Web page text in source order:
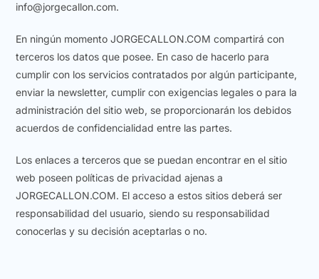
info@jorgecallon.com.
En ningún momento JORGECALLON.COM compartirá con
terceros los datos que posee. En caso de hacerlo para
cumplir con los servicios contratados por algún participante,
enviar la newsletter, cumplir con exigencias legales o para la
administración del sitio web, se proporcionarán los debidos
acuerdos de confidencialidad entre las partes.
Los enlaces a terceros que se puedan encontrar en el sitio
web poseen políticas de privacidad ajenas a
JORGECALLON.COM. El acceso a estos sitios deberá ser
responsabilidad del usuario, siendo su responsabilidad
conocerlas y su decisión aceptarlas o no.